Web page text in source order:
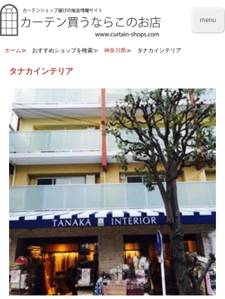
menu
ホーム おすすめショップを検索 神奈川県 タナカインテリア
タナカインテリア